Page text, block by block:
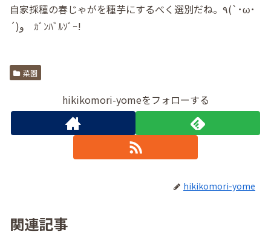
自家採種の春じゃがを種芋にするべく選別だね。٩(`･ω･
´)و ｶﾞﾝﾊﾞﾙｿﾞｰ!
菜園
hikikomori-yomeをフォローする
hikikomori-yome
関連記事